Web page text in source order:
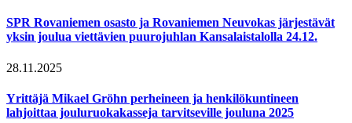
SPR Rovaniemen osasto ja Rovaniemen Neuvokas järjestävät
yksin joulua viettävien puurojuhlan Kansalaistalolla 24.12.
28.11.2025
Yrittäjä Mikael Gröhn perheineen ja henkilökuntineen
lahjoittaa jouluruokakasseja tarvitseville jouluna 2025